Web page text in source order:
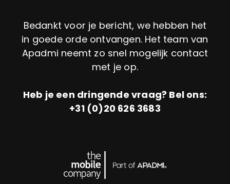
Bedankt voor je bericht, we hebben het
in goede orde ontvangen. Het team van
Apadmi neemt zo snel mogelijk contact
met je op.
Heb je een dringende vraag? Bel ons:
+31 (0)20 626 3683